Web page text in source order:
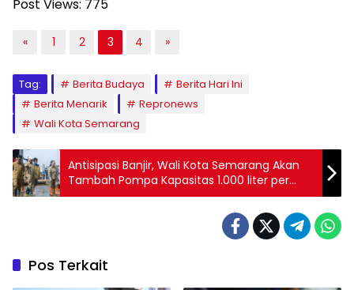
Post Views: 775
« 1 2 3 4 »
Tag: Berita Budaya
Berita Hari Ini
Berita Menarik
Repronews
Wali Kota Semarang
Antisipasi Banjir, Wali Kota Semarang Akan
Tambah Pompa Kapasitas 1.000 liter per
Detik
Pos Terkait